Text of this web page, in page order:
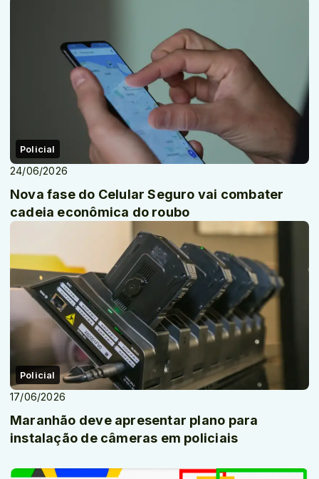
Policial
24/06/2026
Nova fase do Celular Seguro vai combater
cadeia econômica do roubo
Policial
17/06/2026
Maranhão deve apresentar plano para
instalação de câmeras em policiais